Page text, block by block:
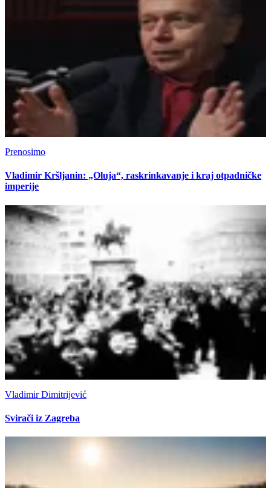
Prenosimo
Vladimir Kršljanin: „Oluja“, raskrinkavanje i kraj otpadničke
imperije
Vladimir Dimitrijević
Svirači iz Zagreba